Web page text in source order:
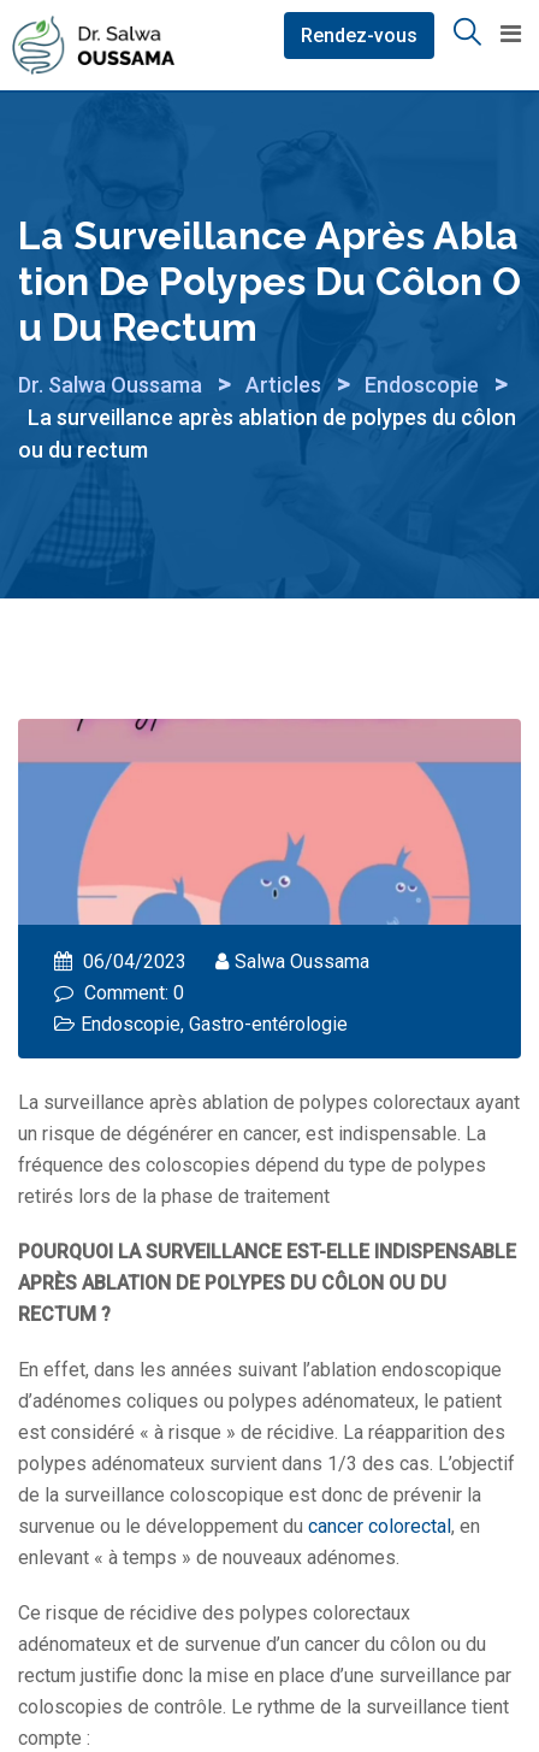
to
content
Rendez-vous
La Surveillance Après Abla
Tion De Polypes Du Côlon O
U Du Rectum
Dr. Salwa Oussama > Articles > Endoscopie >
La surveillance après ablation de polypes du côlon
ou du rectum
06/04/2023
Salwa Oussama
Comment: 0
Endoscopie, Gastro-entérologie
La surveillance après ablation de polypes colorectaux ayant
un risque de dégénérer en cancer, est indispensable. La
fréquence des coloscopies dépend du type de polypes
retirés lors de la phase de traitement
POURQUOI LA SURVEILLANCE EST-ELLE INDISPENSABLE
APRÈS ABLATION DE POLYPES DU CÔLON OU DU
RECTUM ?
En effet, dans les années suivant l’ablation endoscopique
d’adénomes coliques ou polypes adénomateux, le patient
est considéré « à risque » de récidive. La réapparition des
polypes adénomateux survient dans 1/3 des cas. L’objectif
de la surveillance coloscopique est donc de prévenir la
survenue ou le développement du cancer colorectal, en
enlevant « à temps » de nouveaux adénomes.
Ce risque de récidive des polypes colorectaux
adénomateux et de survenue d’un cancer du côlon ou du
rectum justifie donc la mise en place d’une surveillance par
coloscopies de contrôle. Le rythme de la surveillance tient
compte :